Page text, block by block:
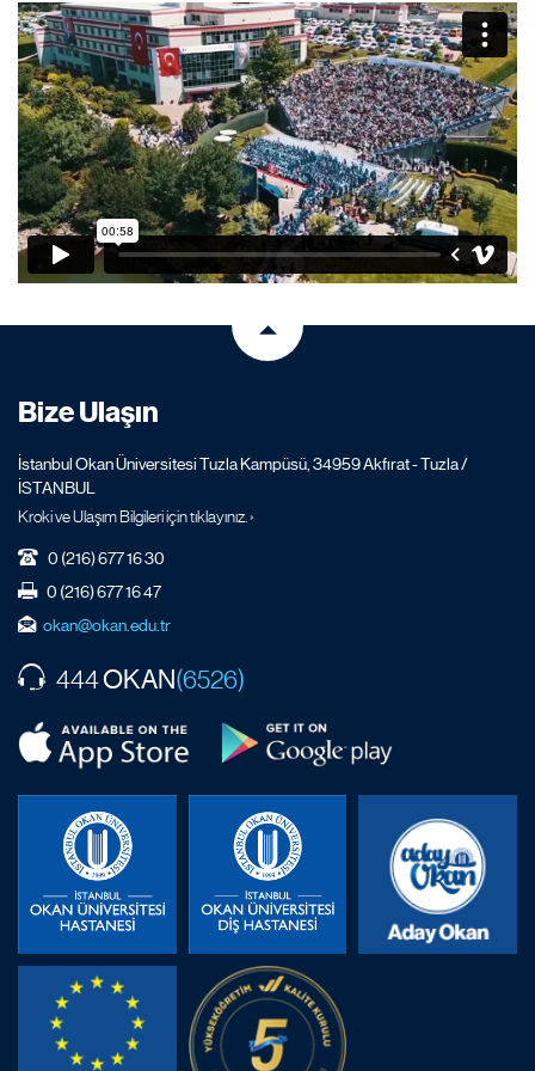
Bize Ulaşın
İstanbul Okan Üniversitesi Tuzla Kampüsü, 34959 Akfırat - Tuzla /
İSTANBUL
Kroki ve Ulaşım Bilgileri için tıklayınız. ›
0 (216) 677 16 30
0 (216) 677 16 47
okan@okan.edu.tr
444OKAN(6526)